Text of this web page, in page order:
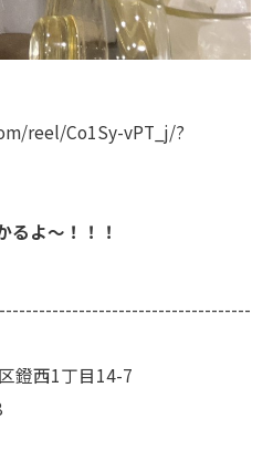
reel/Co1Sy-vPT_j/?
よ〜！！！
鐙西1丁目14-7